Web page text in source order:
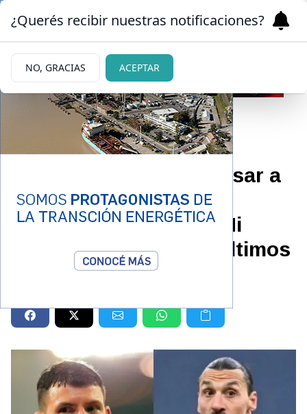
El Kun no se la dejó pasar a
Ibrahimovic y le tiró un
picante comentario: “Ni
siquiera están en los últimos
mundiales”
¿Querés recibir nuestras notificaciones?
NO, GRACIAS ACEPTAR